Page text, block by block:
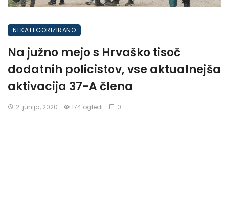
NEKATEGORIZIRANO
Na južno mejo s Hrvaško tisoč
dodatnih policistov, vse aktualnejša
aktivacija 37-A člena
2. junija, 2020 174 ogledi 0